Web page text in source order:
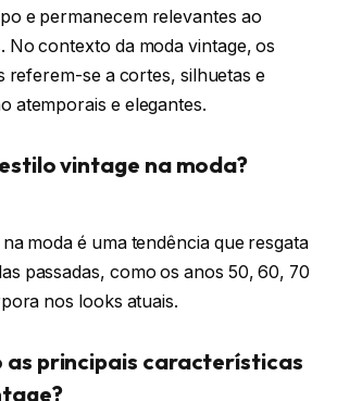
e permanecem relevantes ao
No contexto da moda vintage, os
referem-se a cortes, silhuetas e
atemporais e elegantes.
estilo vintage na moda?
moda é uma tendência que resgata
passadas, como os anos 50, 60, 70
nos looks atuais.
as principais características